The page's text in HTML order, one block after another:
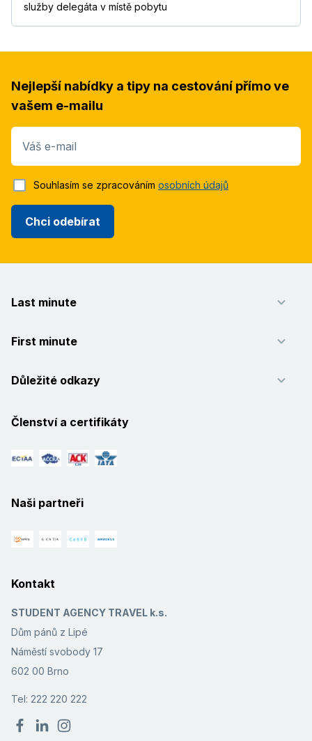
služby delegáta v místě pobytu
Nejlepší nabídky a tipy na cestování přímo ve
vašem e-mailu
Váš e-mail
Chci odebírat
Souhlasím se zpracováním osobních údajů
Last minute
First minute
Důležité odkazy
Členství a certifikáty
Naši partneři
Kontakt
STUDENT AGENCY TRAVEL k.s.
Dům pánů z Lipé
Náměstí svobody 17
602 00 Brno
Tel: 222 220 222